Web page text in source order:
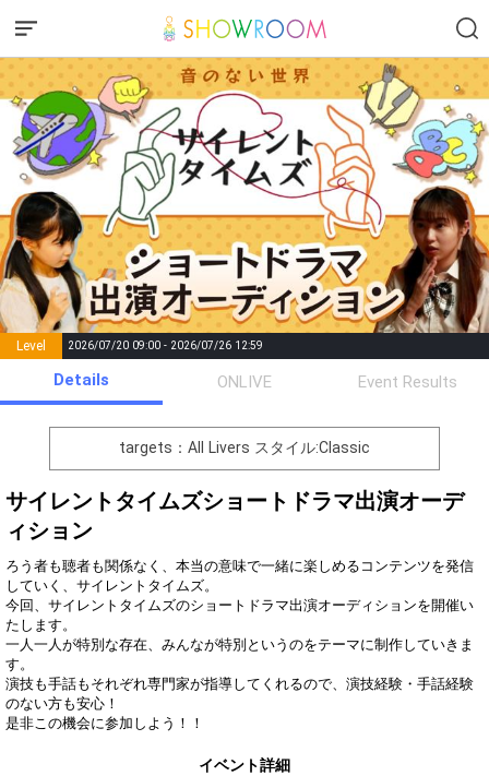
Level 2026/07/20 09:00 - 2026/07/26 12:59
Points List of Goal
number of
positions
Rema
0 Event Begins!
オリジナルアバター制作権獲
Gifting
Throw gifts to the stage and join
the live performance.
First, try throwing free Stars
(once a day)! You can also charge
Show Gold to purchase gifts
(available from 1 JPY)! When you
continue to send gifts to the
performer(s), the performer's
popularity ranking and your
To cheer on performers, you can
refrain from posting comments
other users.
Details ONLIVE Event Results
targets：All Livers スタイル:Classic
サイレントタイムズショートドラマ出演オーデ
ィション
ろう者も聴者も関係なく、本当の意味で一緒に楽しめるコンテンツを発信
していく、サイレントタイムズ。
今回、サイレントタイムズのショートドラマ出演オーディションを開催い
たします。
一人一人が特別な存在、みんなが特別というのをテーマに制作していきま
す。
演技も手話もそれぞれ専門家が指導してくれるので、演技経験・手話経験
のない方も安心！
是非この機会に参加しよう！！
イベント詳細